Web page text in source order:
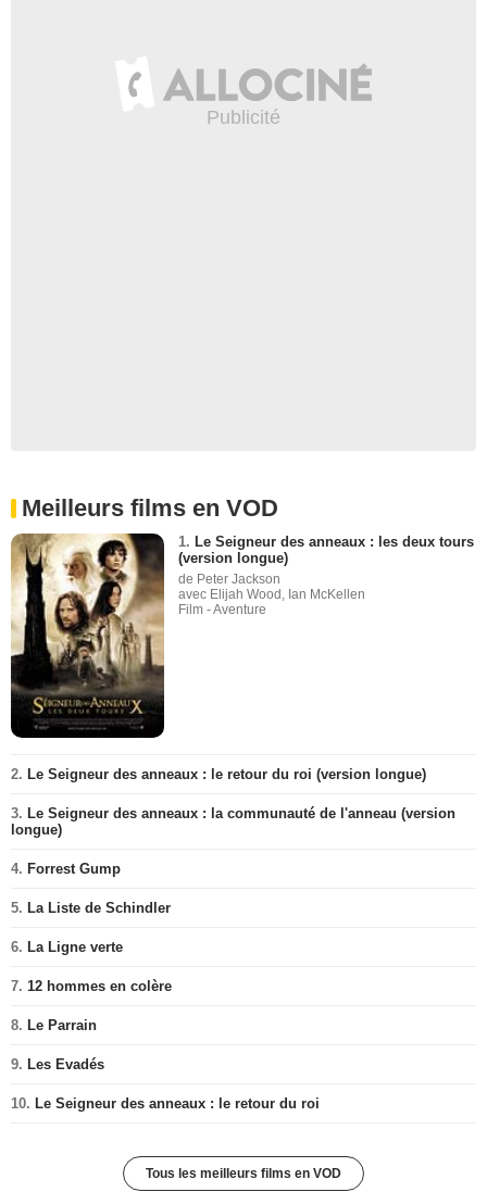
Meilleurs films en VOD
1. Le Seigneur des anneaux : les deux tours
(version longue)
de Peter Jackson
avec Elijah Wood, Ian McKellen
Film - Aventure
2. Le Seigneur des anneaux : le retour du roi (version longue)
3. Le Seigneur des anneaux : la communauté de l'anneau (version
longue)
4. Forrest Gump
5. La Liste de Schindler
6. La Ligne verte
7. 12 hommes en colère
8. Le Parrain
9. Les Evadés
10. Le Seigneur des anneaux : le retour du roi
Tous les meilleurs films en VOD